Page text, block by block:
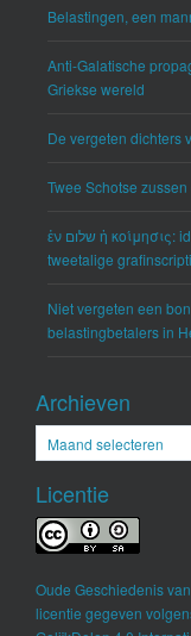
Belastingen, een
Anti-Galatische
Griekse wereld
De vergeten dichters
Twee Schotse
ἐν שלום ἡ κοίμησις: identiteitsbeleving op basis van Griekse
tweetalige
Niet vergeten een
belastingbetalers in
Archieven
Archieven
Licentie
Oude Geschiedenisvan
licentie gegeven